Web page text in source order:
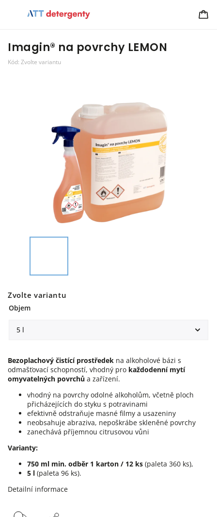
Imagin® na povrchy LEMON
Kód: Zvolte variantu
Zvolte variantu
Objem
Bezoplachový čistící prostředek na alkoholové bázi s
odmašťovací schopností, vhodný pro každodenní mytí
omyvatelných povrchů a zařízení.
vhodný na povrchy odolné alkoholům, včetně ploch
přicházejících do styku s potravinami
efektivně odstraňuje masné filmy a usazeniny
neobsahuje abraziva, nepoškrábe skleněné povrchy
zanechává příjemnou citrusovou vůni
Varianty:
750 ml min. odběr 1 karton / 12 ks (paleta 360 ks),
5 l (paleta 96 ks).
Detailní informace